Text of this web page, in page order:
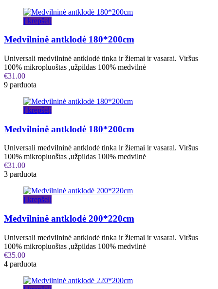
Į krepšelį
Medvilninė antklodė 180*200cm
Universali medvilninė antklodė tinka ir žiemai ir vasarai. Viršus
100% mikropluoštas ,užpildas 100% medvilnė
€31.00
9 parduota
Į krepšelį
Medvilninė antklodė 180*200cm
Universali medvilninė antklodė tinka ir žiemai ir vasarai. Viršus
100% mikropluoštas ,užpildas 100% medvilnė
€31.00
3 parduota
Į krepšelį
Medvilninė antklodė 200*220cm
Universali medvilninė antklodė tinka ir žiemai ir vasarai. Viršus
100% mikropluoštas ,užpildas 100% medvilnė
€35.00
4 parduota